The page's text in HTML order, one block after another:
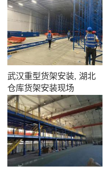
武汉重型货架安装, 湖北
仓库货架安装现场